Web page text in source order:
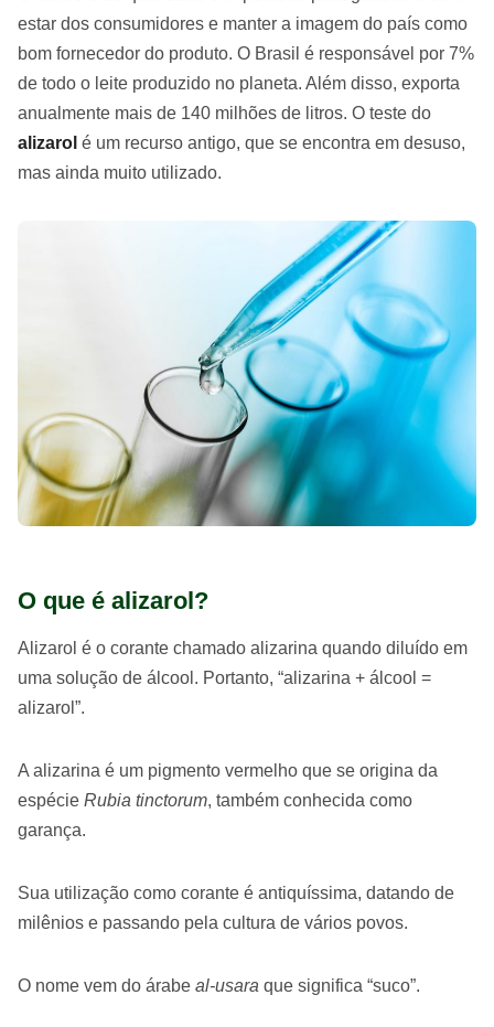
estar dos consumidores e manter a imagem do país como
bom fornecedor do produto. O Brasil é responsável por 7%
de todo o leite produzido no planeta. Além disso, exporta
anualmente mais de 140 milhões de litros. O teste do
alizarol é um recurso antigo, que se encontra em desuso,
mas ainda muito utilizado.
O que é alizarol?
Alizarol é o corante chamado alizarina quando diluído em
uma solução de álcool. Portanto, “alizarina + álcool =
alizarol”.
A alizarina é um pigmento vermelho que se origina da
espécie Rubia tinctorum, também conhecida como
garança.
Sua utilização como corante é antiquíssima, datando de
milênios e passando pela cultura de vários povos.
O nome vem do árabe al-usara que significa “suco”.